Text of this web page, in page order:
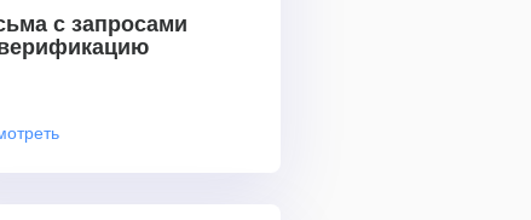
с запросами